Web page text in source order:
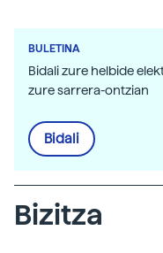
BULETINA
Bidali zure helbide
zure sarrera-ontzian
Bidali
Bizitza